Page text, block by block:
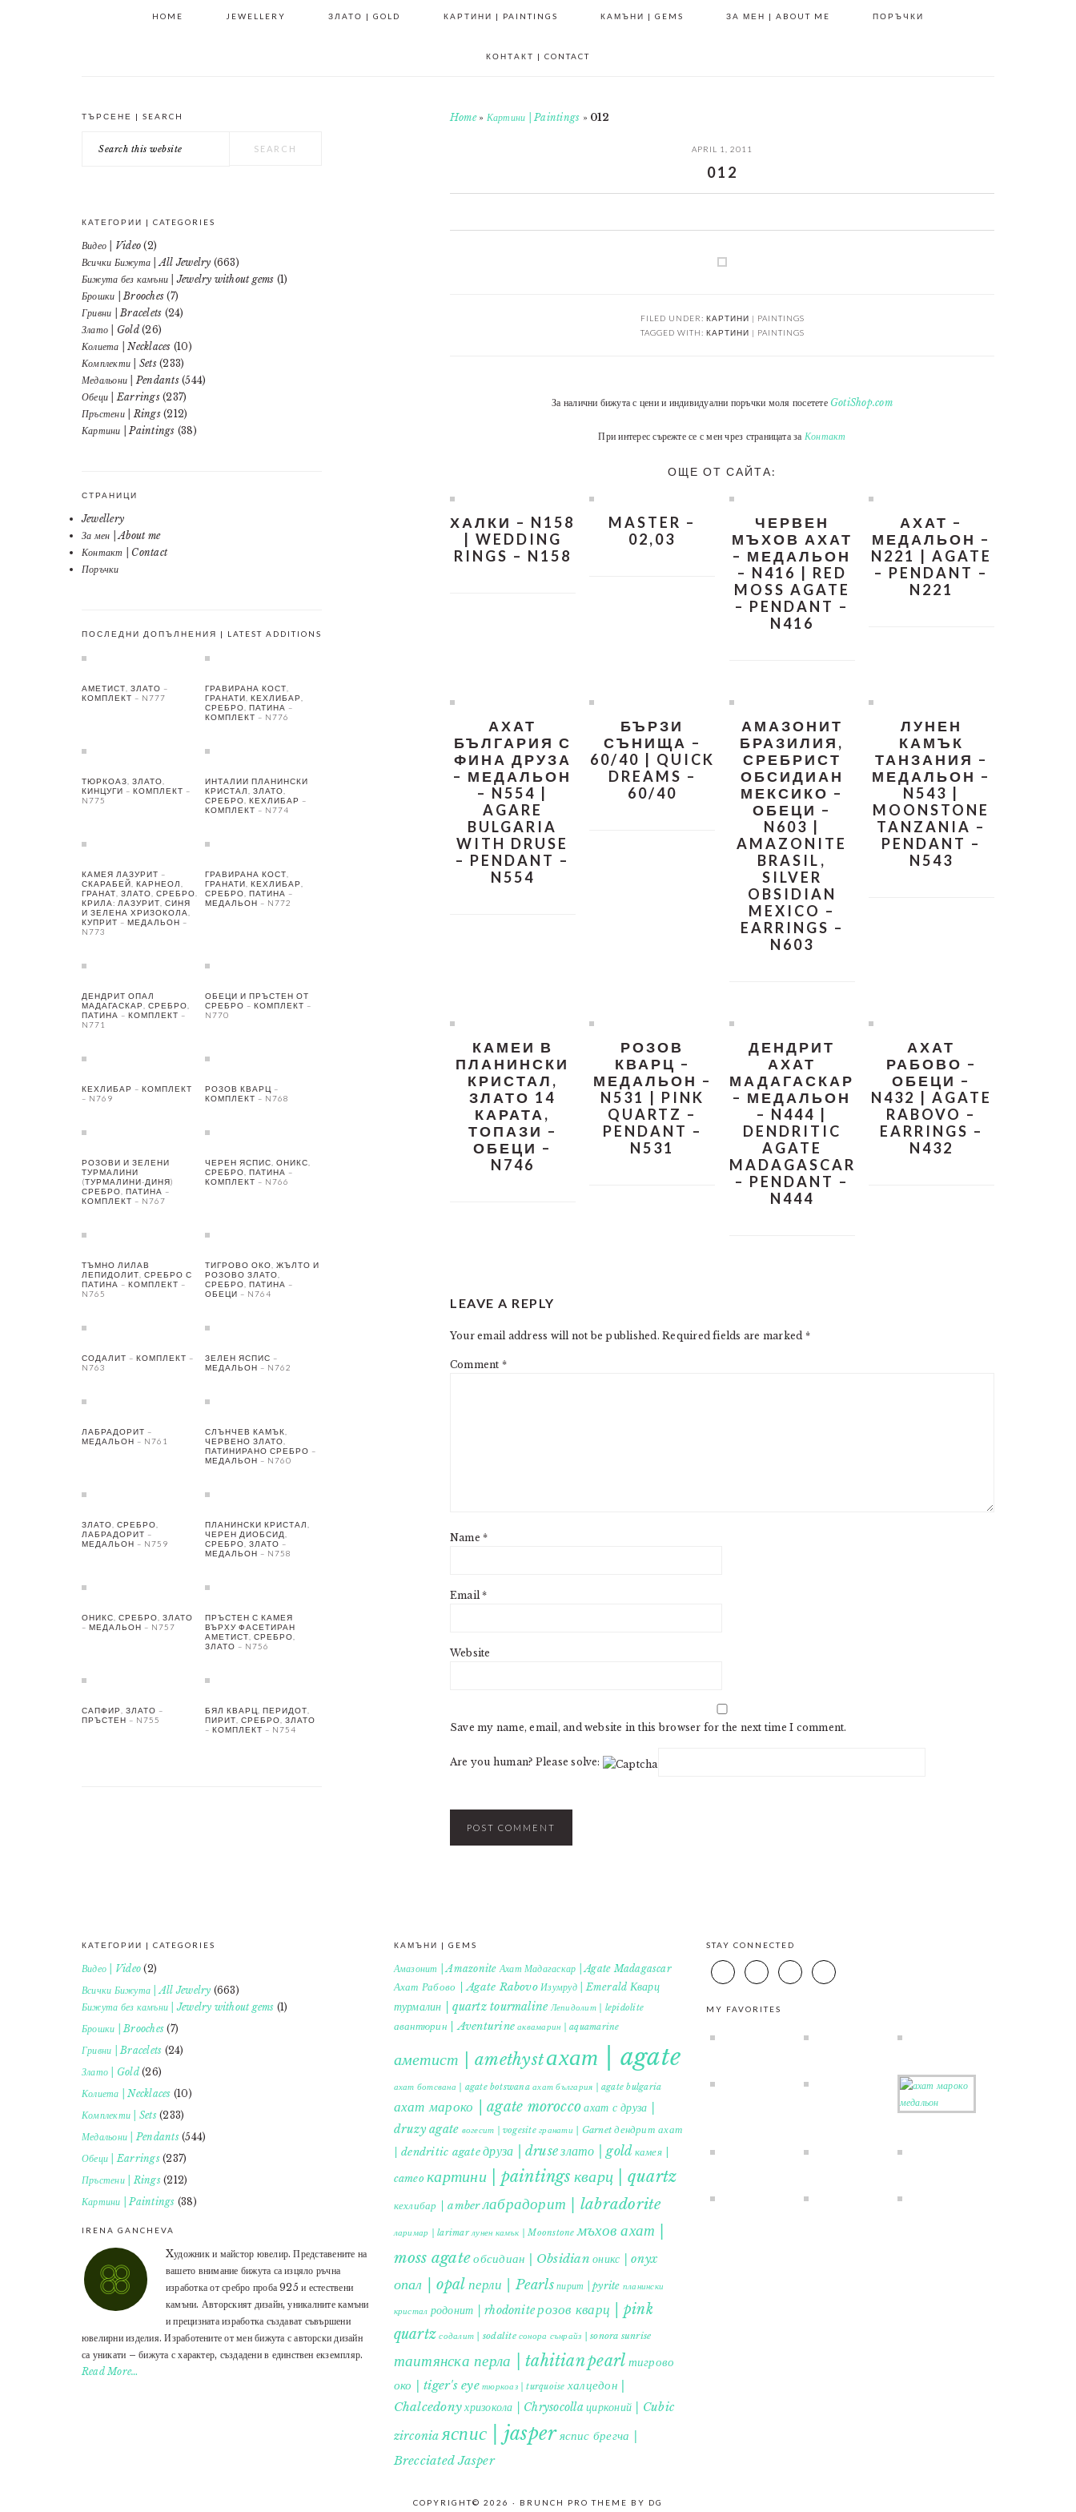
HOME JEWELLERY ЗЛАТО | GOLD КАРТИНИ | PAINTINGS КАМЪНИ | GEMS ЗА МЕН | ABOUT ME ПОРЪЧКИ
КОНТАКТ | CONTACT
Home» Картини | Paintings » 012
APRIL 1, 2011
012
FILED UNDER: КАРТИНИ | PAINTINGS
TAGGED WITH: КАРТИНИ | PAINTINGS
За налични бижута с цени и индивидуални поръчки моля посетете GotiShop.com
При интерес сърежте се с мен чрез страницата за Контакт
ОЩЕ ОТ САЙТА:
ХАЛКИ – N158
| WEDDING
RINGS – N158
MASTER –
02,03
ЧЕРВЕН
МЪХОВ АХАТ
– МЕДАЛЬОН
– N416 | RED
MOSS AGATE
– PENDANT –
N416
АХАТ –
МЕДАЛЬОН –
N221 | AGATE
– PENDANT –
N221
АХАТ
БЪЛГАРИЯ С
ФИНА ДРУЗА
– МЕДАЛЬОН
– N554 |
AGARE
BULGARIA
WITH DRUSE
– PENDANT –
N554
БЪРЗИ
СЪНИЩА –
60/40 | QUICK
DREAMS –
60/40
АМАЗОНИТ
БРАЗИЛИЯ,
СРЕБРИСТ
ОБСИДИАН
МЕКСИКО –
ОБЕЦИ –
N603 |
AMAZONITE
BRASIL,
SILVER
OBSIDIAN
MEXICO –
EARRINGS –
N603
ЛУНЕН
КАМЪК
ТАНЗАНИЯ –
МЕДАЛЬОН –
N543 |
MOONSTONE
TANZANIA –
PENDANT –
N543
КАМЕИ В
ПЛАНИНСКИ
КРИСТАЛ,
ЗЛАТО 14
КАРАТА,
ТОПАЗИ –
ОБЕЦИ –
N746
РОЗОВ
КВАРЦ –
МЕДАЛЬОН –
N531 | PINK
QUARTZ –
PENDANT –
N531
ДЕНДРИТ
АХАТ
МАДАГАСКАР
– МЕДАЛЬОН
– N444 |
DENDRITIC
AGATE
MADAGASCAR
– PENDANT –
N444
АХАТ
РАБОВО –
ОБЕЦИ –
N432 | AGATE
RABOVO –
EARRINGS –
N432
INTERACTIONS
LEAVE A REPLY
Your email address will not be published. Required fields are marked *
Comment *
Name*
Email*
Website
Save my name, email, and website in this browser for the next time I comment.
Are you human? Please solve:
PRIMARY
SIDEBAR
ТЪРСЕНЕ | SEARCH
this
КАТЕГОРИИ | CATEGORIES
Видео | Video (2)
Всички Бижута | All Jewelry (663)
Бижута без камъни | Jewelry without gems (1)
Брошки | Brooches (7)
Гривни | Bracelets (24)
Злато | Gold(26)
Колиета | Necklaces (10)
Комплекти | Sets(233)
Медальони | Pendants(544)
Обеци | Earrings(237)
Пръстени | Rings(212)
Картини | Paintings (38)
СТРАНИЦИ
Jewellery
За мен | About me
Контакт | Contact
Поръчки
ПОСЛЕДНИ ДОПЪЛНЕНИЯ | LATEST ADDITIONS
АМЕТИСТ, ЗЛАТО –
КОМПЛЕКТ – N777
ГРАВИРАНА КОСТ,
ГРАНАТИ, КЕХЛИБАР,
СРЕБРО, ПАТИНА –
КОМПЛЕКТ – N776
ТЮРКОАЗ, ЗЛАТО,
КИНЦУГИ – КОМПЛЕКТ –
N775
ИНТАЛИИ ПЛАНИНСКИ
КРИСТАЛ, ЗЛАТО,
СРЕБРО, КЕХЛИБАР –
КОМПЛЕКТ – N774
КАМЕЯ ЛАЗУРИТ –
СКАРАБЕЙ, КАРНЕОЛ,
ГРАНАТ, ЗЛАТО, СРЕБРО.
КРИЛА: ЛАЗУРИТ, СИНЯ
И ЗЕЛЕНА ХРИЗОКОЛА,
КУПРИТ – МЕДАЛЬОН –
N773
ГРАВИРАНА КОСТ,
ГРАНАТИ, КЕХЛИБАР,
СРЕБРО, ПАТИНА –
МЕДАЛЬОН – N772
ДЕНДРИТ ОПАЛ
МАДАГАСКАР, СРЕБРО,
ПАТИНА – КОМПЛЕКТ –
N771
ОБЕЦИ И ПРЪСТЕН ОТ
СРЕБРО – КОМПЛЕКТ –
N770
КЕХЛИБАР – КОМПЛЕКТ
– N769
РОЗОВ КВАРЦ –
КОМПЛЕКТ – N768
РОЗОВИ И ЗЕЛЕНИ
ТУРМАЛИНИ
(ТУРМАЛИНИ-ДИНЯ)
СРЕБРО, ПАТИНА –
КОМПЛЕКТ – N767
ЧЕРЕН ЯСПИС, ОНИКС,
СРЕБРО, ПАТИНА –
КОМПЛЕКТ – N766
ТЪМНО ЛИЛАВ
ЛЕПИДОЛИТ, СРЕБРО С
ПАТИНА – КОМПЛЕКТ –
N765
ТИГРОВО ОКО, ЖЪЛТО И
РОЗОВО ЗЛАТО,
СРЕБРО, ПАТИНА –
ОБЕЦИ – N764
СОДАЛИТ – КОМПЛЕКТ –
N763
ЗЕЛЕН ЯСПИС –
МЕДАЛЬОН – N762
ЛАБРАДОРИТ –
МЕДАЛЬОН – N761
СЛЪНЧЕВ КАМЪК,
ЧЕРВЕНО ЗЛАТО,
ПАТИНИРАНО СРЕБРО –
МЕДАЛЬОН – N760
ЗЛАТО, СРЕБРО,
ЛАБРАДОРИТ –
МЕДАЛЬОН – N759
ПЛАНИНСКИ КРИСТАЛ,
ЧЕРЕН ДИОБСИД,
СРЕБРО, ЗЛАТО –
МЕДАЛЬОН – N758
ОНИКС, СРЕБРО, ЗЛАТО
– МЕДАЛЬОН – N757
ПРЪСТЕН С КАМЕЯ
ВЪРХУ ФАСЕТИРАН
АМЕТИСТ, СРЕБРО,
ЗЛАТО – N756
САПФИР, ЗЛАТО –
ПРЪСТЕН – N755
БЯЛ КВАРЦ, ПЕРИДОТ,
ПИРИТ, СРЕБРО, ЗЛАТО
– КОМПЛЕКТ – N754
КАТЕГОРИИ | CATEGORIES
Видео | Video (2)
Всички Бижута | All Jewelry (663)
Бижута без камъни | Jewelry without gems (1)
Брошки | Brooches (7)
Гривни | Bracelets (24)
Злато | Gold(26)
Колиета | Necklaces (10)
Комплекти | Sets(233)
Медальони | Pendants(544)
Обеци | Earrings(237)
Пръстени | Rings(212)
Картини | Paintings (38)
IRENA GANCHEVA
Xудожник и майстор ювелир. Представените на
вашето внимание бижута са изцяло ръчна
изработка от сребро проба 925 и естествени
камъни. Авторският дизайн, уникалните камъни
и прецизната изработка създават съвършени
ювелирни изделия. Изработените от мен бижута с авторски дизайн
са уникати – бижута с характер, създадени в единствен екземпляр.
Read More…
КАМЪНИ | GEMS
Амазонит | Amazonite Ахат Мадагаскар | Agate Madagascar
Ахат Рабово | Agate Rabovo Изумруд | Emerald Кварц
турмалин | quartz tourmaline Лепидолит | lepidolite
авантюрин | Aventurine аквамарин | aquamarine
аметист | amethystахат | agate
ахат ботсвана | agate botswana ахат българия | agate bulgaria
ахат мароко | agate moroccoахат с друза |
druzy agate вогесит | vogesite гранати | Garnet дендрит ахат
| dendritic agateдруза | druseзлато | gold камея |
cameo картини | paintings кварц | quartz
кехлибар | amberлабрадорит | labradorite
ларимар | larimar лунен камък | Moonstone мъхов ахат |
moss agateобсидиан | Obsidian оникс | onyx
опал | opal перли | Pearls пирит | pyrite планински
кристал родонит | rhodoniteрозов кварц | pink
quartz содалит | sodalite сонора сънрайз | sonora sunrise
таитянска перла | tahitian pearl тигрово
око | tiger's eye тюркоаз | turquoise халцедон |
Chalcedonyхризокола | Chrysocolla цирконий | Cubic
zirconia яспис | jasperяспис брегча |
Brecciated Jasper
STAY CONNECTED
MY FAVORITES
COPYRIGHT© 2026 · BRUNCH PRO THEME BY DG